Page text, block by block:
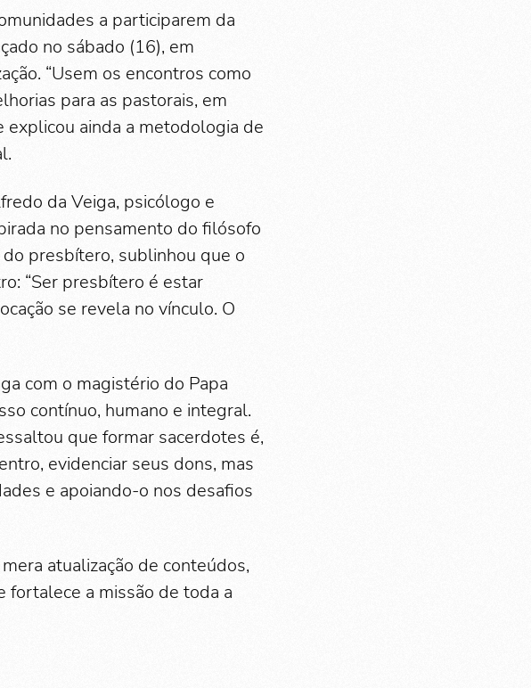
a participarem da
no sábado (16), em
“Usem os encontros como
para as pastorais, em
explicou ainda a metodologia de
da Veiga, psicólogo e
no pensamento do filósofo
presbítero, sublinhou que o
“Ser presbítero é estar
se revela no vínculo. O
com o magistério do Papa
contínuo, humano e integral.
que formar sacerdotes é,
evidenciar seus dons, mas
e apoiando-o nos desafios
atualização de conteúdos,
fortalece a missão de toda a